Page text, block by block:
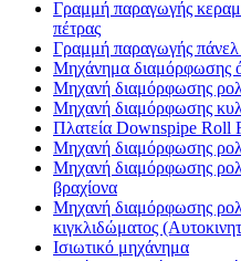
Γραμμή παραγωγής
πέτρας
Γραμμή παραγωγής πάνελ
Μηχάνημα διαμόρφωσης
Μηχανή διαμόρφωσης
Μηχανή διαμόρφωσης
Πλατεία Downspipe Roll
Μηχανή διαμόρφωσης
Μηχανή διαμόρφωσης
βραχίονα
Μηχανή διαμόρφωσης
κιγκλιδώματος
Ισιωτικό μηχάνημα